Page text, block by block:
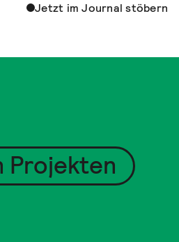
Jetzt im Journal stöbern
Projekten